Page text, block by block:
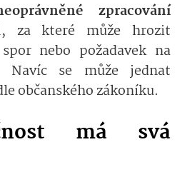
zpracování
, za které může hrozit
nebo požadavek na
Navíc se může jednat
občanského zákoníku.
má svá